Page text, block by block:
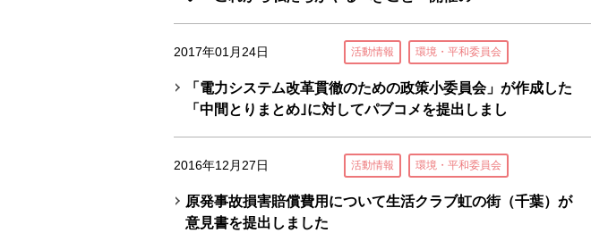
2017年01月24日 活動情報 環境・平和委員会
「電力システム改革貫徹のための政策小委員会」が作成した
「中間とりまとめ｣に対してパブコメを提出しまし
2016年12月27日 活動情報 環境・平和委員会
原発事故損害賠償費用について生活クラブ虹の街（千葉）が
意見書を提出しました